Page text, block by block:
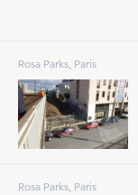
Rosa Parks, Paris
Rosa Parks, Paris